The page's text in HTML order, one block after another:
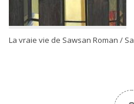
La vraie vie de Sawsan Roman /